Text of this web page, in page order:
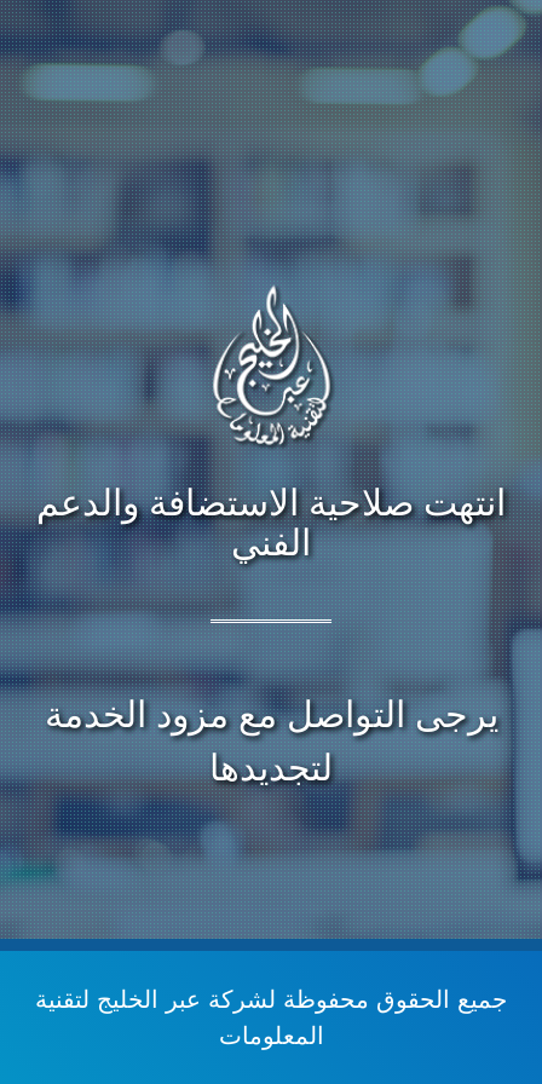
انتهت صلاحية الاستضافة والدعم
الفني
يرجى التواصل مع مزود الخدمة
لتجديدها
جميع الحقوق محفوظة لشركة عبر الخليج لتقنية
المعلومات